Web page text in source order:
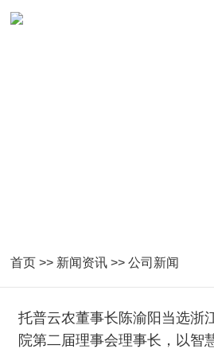
首页 >> 新闻资讯 >>公司新闻
托普云农董事长陈渝阳当选浙
院第二届理事会理事长，以智